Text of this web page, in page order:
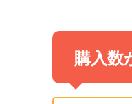
購入数